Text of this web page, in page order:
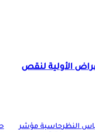
الأولية لنقص
النظرحاسبة مؤشر